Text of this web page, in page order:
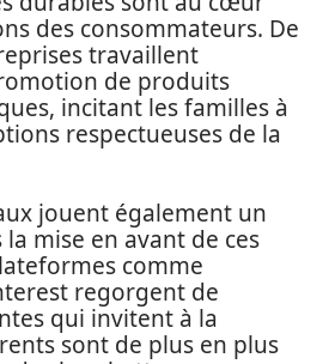
des consommateurs. De
travaillent
de produits
incitant les familles à
respectueuses de la
jouent également un
mise en avant de ces
comme
regorgent de
qui invitent à la
sont de plus en plus